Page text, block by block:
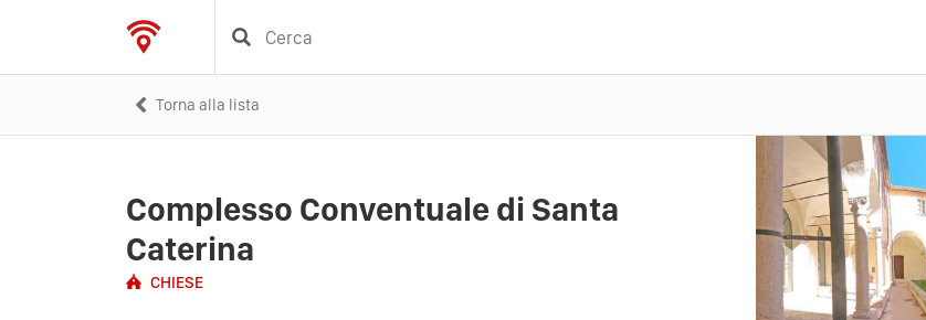
Torna alla lista
Complesso Conventuale di Santa
Caterina
CHIESE
Previous